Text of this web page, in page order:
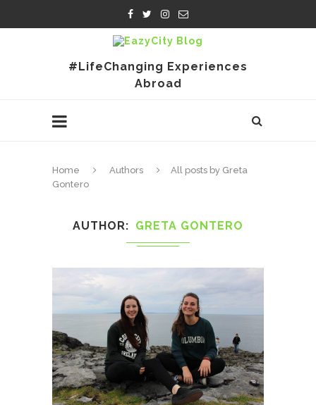
#LifeChanging Experiences
Abroad
Home Authors
All posts by Greta
Gontero
AUTHOR GRETA GONTERO